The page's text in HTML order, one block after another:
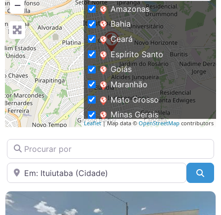
Downloads
Bíblia Online
−
Leaflet| Map data © OpenStreetMap contributors
Amazonas
Bahia
Ceará
Espírito Santo
Goiás
Maranhão
Mato Grosso
Minas Gerais
Pará
Paraná
Rio de Janeiro
Rio Grande do Sul
Procurar por
Perto de